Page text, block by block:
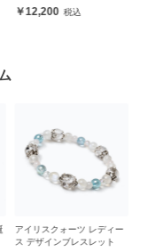
レット
レディー
スレット
4月誕生石 クリスタル
スレット レディース